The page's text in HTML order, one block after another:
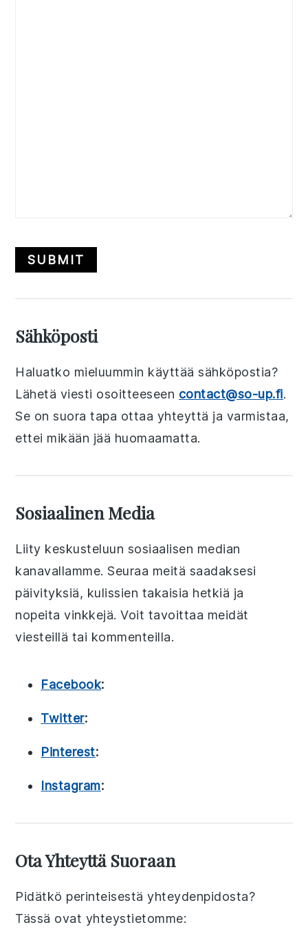
Sähköposti
Haluatko mieluummin käyttää sähköpostia?
Lähetä viesti osoitteeseen contact@so-up.fi.
Se on suora tapa ottaa yhteyttä ja varmistaa,
ettei mikään jää huomaamatta.
Sosiaalinen Media
Liity keskusteluun sosiaalisen median
kanavallamme. Seuraa meitä saadaksesi
päivityksiä, kulissien takaisia hetkiä ja
nopeita vinkkejä. Voit tavoittaa meidät
viesteillä tai kommenteilla.
Facebook:
Twitter:
Pinterest:
Instagram:
Ota Yhteyttä Suoraan
Pidätkö perinteisestä yhteydenpidosta?
Tässä ovat yhteystietomme: